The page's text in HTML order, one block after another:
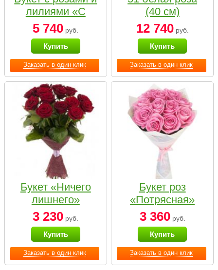
Заказать в один клик
лилиями «С
наилучшими
пожеланиями»
5 740 руб.
Купить
Заказать в один клик
(40 см)
12 740руб.
Купить
Заказать в один клик
Букет «Ничего
лишнего»
3 230 руб.
Купить
Заказать в один клик
Букет роз
«Потрясная»
3 360руб.
Купить